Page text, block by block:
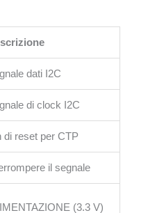
dati I2C
di clock I2C
di reset per CTP
il segnale
(3.3 V)